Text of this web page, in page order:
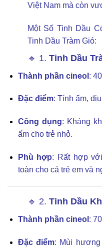
Việt Nam mà còn
Một Số Tinh Dầu
Tinh Dầu Tràm Gió:
🔹 1. Tinh Dầu
Thành phần cineol :
Đặc điểm: Tính ấm,
Công dụng: Kháng
ấm cho trẻ nhỏ.
Phù hợp: Rất hợp
toàn cho cả trẻ em và
🔹 2. Tinh Dầu
Thành phần cineol :
Đặc điểm: Mùi hương